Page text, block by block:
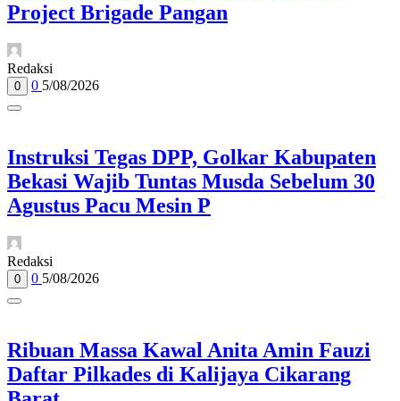
Project Brigade Pangan
Redaksi
0 0 5/08/2026
Instruksi Tegas DPP, Golkar Kabupaten
Bekasi Wajib Tuntas Musda Sebelum 30
Agustus Pacu Mesin P
Redaksi
0 0 5/08/2026
Ribuan Massa Kawal Anita Amin Fauzi
Daftar Pilkades di Kalijaya Cikarang